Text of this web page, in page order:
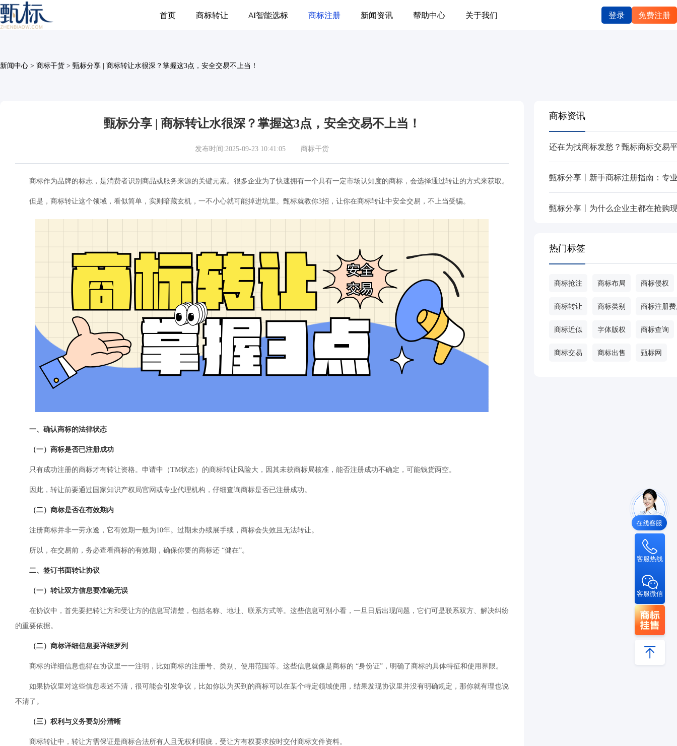
首页 商标转让 AI智能选标 商标注册 新闻资讯 帮助中心 关于我们 登录 免费注册
新闻中心 > 商标干货 > 甄标分享 | 商标转让水很深？掌握这3点，安全交易不上当！
甄标分享 | 商标转让水很深？掌握这3点，安全交易不上当！
发布时间:2025-09-23 10:41:05 商标干货
商标作为品牌的标志，是消费者识别商品或服务来源的关键元素。很多企业为了快速拥有一个具有一定市场认知度的商标，会选择通过转让的方式来获取。
但是，商标转让这个领域，看似简单，实则暗藏玄机，一不小心就可能掉进坑里。甄标就教你3招，让你在商标转让中安全交易，不上当受骗。
一、确认商标的法律状态
（一）商标是否已注册成功
只有成功注册的商标才有转让资格。申请中（TM状态）的商标转让风险大，因其未获商标局核准，能否注册成功不确定，可能钱货两空。
因此，转让前要通过国家知识产权局官网或专业代理机构，仔细查询商标是否已注册成功。
（二）商标是否在有效期内
注册商标并非一劳永逸，它有效期一般为10年。过期未办续展手续，商标会失效且无法转让。
所以，在交易前，务必查看商标的有效期，确保你要的商标还 “健在”。
二、签订书面转让协议
（一）转让双方信息要准确无误
在协议中，首先要把转让方和受让方的信息写清楚，包括名称、地址、联系方式等。这些信息可别小看，一旦日后出现问题，它们可是联系双方、解决纠纷
的重要依据。
（二）商标详细信息要详细罗列
商标的详细信息也得在协议里一一注明，比如商标的注册号、类别、使用范围等。这些信息就像是商标的 “身份证”，明确了商标的具体特征和使用界限。
如果协议里对这些信息表述不清，很可能会引发争议，比如你以为买到的商标可以在某个特定领域使用，结果发现协议里并没有明确规定，那你就有理也说
不清了。
（三）权利与义务要划分清晰
商标转让中，转让方需保证是商标合法所有人且无权利瑕疵，受让方有权要求按时交付商标文件资料。
商标资讯
热门标签
商标抢注 商标布局 商标侵权
商标转让 商标类别 商标注册
商标近似 字体版权 商标查询
商标交易 商标出售 甄标网
客服热线
客服微信